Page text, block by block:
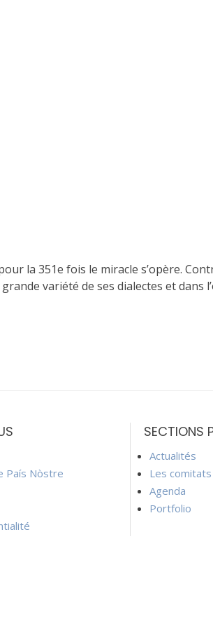
la 351e fois le miracle s’opère.
variété de ses dialectes et dans
País Nòstre
SECTIONS
Actualités
Les comitats
Agenda
Portfolio